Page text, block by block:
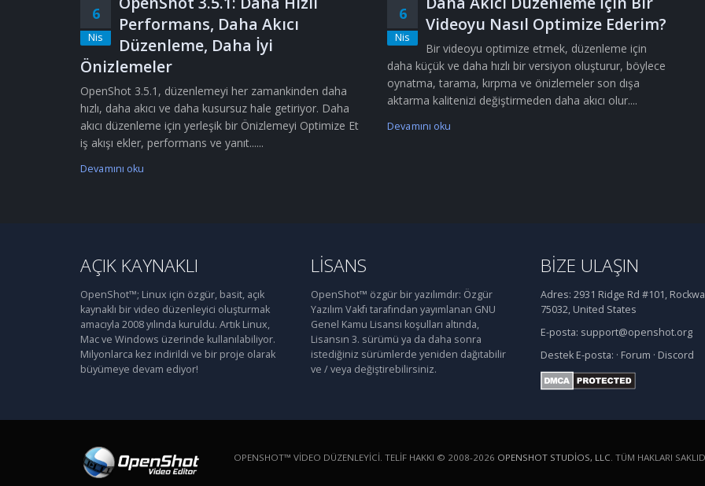
6
Nis
Performans, Daha Akıcı
Düzenleme, Daha İyi
Önizlemeler
OpenShot 3.5.1, düzenlemeyi her zamankinden daha
hızlı, daha akıcı ve daha kusursuz hale getiriyor. Daha
akıcı düzenleme için yerleşik bir Önizlemeyi Optimize Et
iş akışı ekler, performans ve yanıt......
Devamını oku
6
Nis
Videoyu Nasıl Optimize Ederim?
Bir videoyu optimize etmek, düzenleme için
daha küçük ve daha hızlı bir versiyon oluşturur, böylece
oynatma, tarama, kırpma ve önizlemeler son dışa
aktarma kalitenizi değiştirmeden daha akıcı olur....
Devamını oku
AÇIK KAYNAKLI
OpenShot™; Linux için özgür, basit, açık
kaynaklı bir video düzenleyici oluşturmak
amacıyla 2008 yılında kuruldu. Artık Linux,
Mac ve Windows üzerinde kullanılabiliyor.
Milyonlarca kez indirildi ve bir proje olarak
büyümeye devam ediyor!
LISANS
OpenShot™ özgür bir yazılımdır: Özgür
Yazılım Vakfı tarafından yayımlanan GNU
Genel Kamu Lisansı koşulları altında,
Lisansın 3. sürümü ya da daha sonra
istediğiniz sürümlerde yeniden dağıtabilir
ve / veya değiştirebilirsiniz.
BIZE ULAŞIN
Adres: 2931 Ridge Rd #101,
75032, United States
E-posta: support@openshot.org
Destek E-posta: · Forum · Discord
OPENSHOT™ VIDEO DÜZENLEYICI. TELIF HAKKI © 2008-2026 OPENSHOT STUDIOS, LLC. TÜM HAKLARI